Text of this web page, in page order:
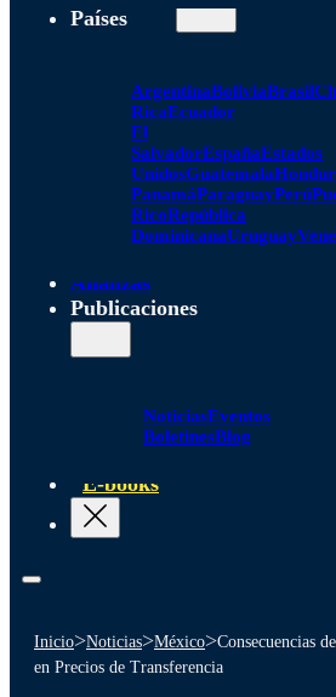
Países
ArgentinaBoliviaBrasil
RicaEcuador
El
SalvadorEspañaEstados
UnidosGuatemala
PanamáParaguayPerú
RicoRepública
DominicanaUruguay
Alianzas
Publicaciones
NoticiasEventos
BoletinesBlog
E-books
Inicio>Noticias>México>Consecuencias
en Precios de Transferencia